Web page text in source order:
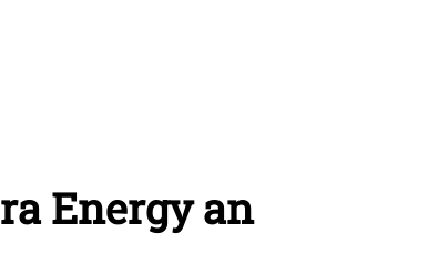
Energy an